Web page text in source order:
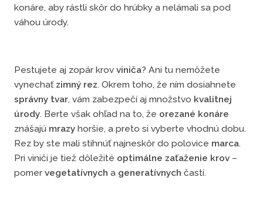
konáre, aby rástli skôr do hrúbky a nelámali sa pod
váhou úrody.
Pestujete aj zopár krov viniča? Ani tu nemôžete
vynechať zimný rez. Okrem toho, že ním dosiahnete
správny tvar, vám zabezpečí aj množstvo kvalitnej
úrody. Berte však ohľad na to, že orezané konáre
znášajú mrazyhoršie, a preto si vyberte vhodnú dobu.
Rez by ste mali stihnúť najneskôr do polovice marca.
Pri viniči je tiež dôležité optimálne zaťaženie krov –
pomer vegetatívnych a generatívnych častí.